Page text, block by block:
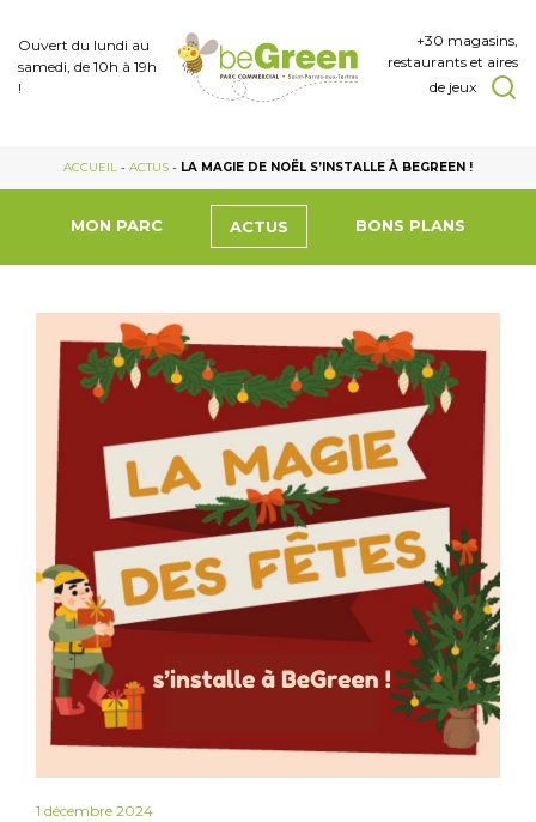
Ouvert du lundi au
samedi, de 10h à 19h
!
+30 magasins,
restaurants et aires
de jeux
ACCUEIL - ACTUS - LA MAGIE DE NOËL S’INSTALLE À BEGREEN !
MON PARC ACTUS BONS PLANS
1 décembre 2024